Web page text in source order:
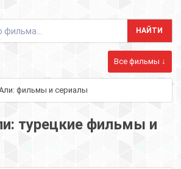
Все фильмы ↓
фильмы и сериалы
турецкие фильмы и